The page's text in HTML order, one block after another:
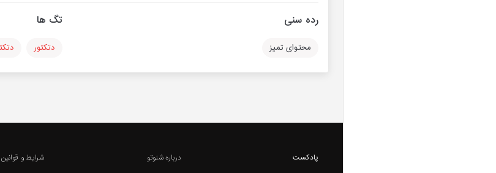
رده سنی
محتوای تمیز
تگ ها
دتکتور
پادکست
درباره شنوتو
شرایط و